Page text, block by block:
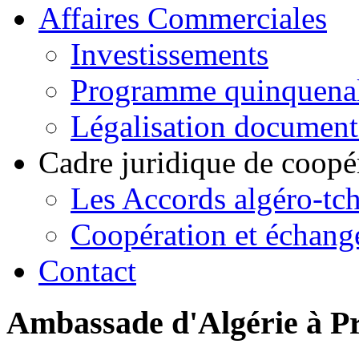
Affaires Commerciales
Investissements
Programme
Légalisation
Cadre juridique de
Les Accords algéro-
Coopération et
Contact
Ambassade d'Algérie à